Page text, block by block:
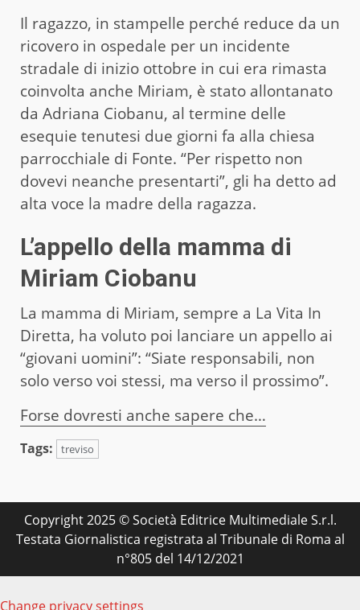
Il ragazzo, in stampelle perché reduce da un
ricovero in ospedale per un incidente
stradale di inizio ottobre in cui era rimasta
coinvolta anche Miriam, è stato allontanato
da Adriana Ciobanu, al termine delle
esequie tenutesi due giorni fa alla chiesa
parrocchiale di Fonte. “Per rispetto non
dovevi neanche presentarti”, gli ha detto ad
alta voce la madre della ragazza.
L’appello della mamma di
Miriam Ciobanu
La mamma di Miriam, sempre a La Vita In
Diretta, ha voluto poi lanciare un appello ai
“giovani uomini”: “Siate responsabili, non
solo verso voi stessi, ma verso il prossimo”.
Forse dovresti anche sapere che…
Tags: treviso
Copyright 2025 © Società Editrice Multimediale S.r.l.
Testata Giornalistica registrata al Tribunale di Roma al
n°805 del 14/12/2021
Change privacy settings